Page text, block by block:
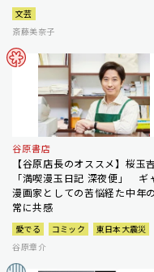
文芸
斎藤美奈子
谷原書店
【谷原店長のオススメ】桜玉吉
「満喫漫玉日記 深夜便」 ギ
漫画家としての苦悩経た中年
常に共感
愛でる コミック
東日本大震災
谷原章介